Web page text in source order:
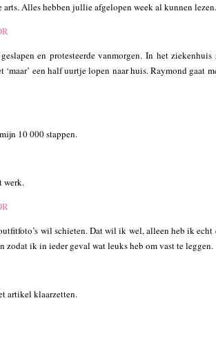
arts. Alles hebben jullie afgelopen week al kunnen lezen.
en protesteerde vanmorgen. In het
een half uurtje lopen naar huis. Raymond gaat
10 000 stappen.
werk.
wil schieten. Dat wil ik wel, alleen heb ik
zodat ik in ieder geval wat leuks heb om vast te leggen.
artikel klaarzetten.